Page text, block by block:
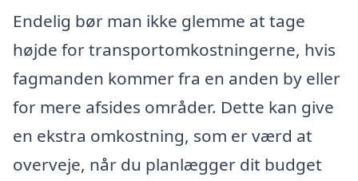
Endelig bør man ikke glemme at tage
højde for transportomkostningerne, hvis
fagmanden kommer fra en anden by eller
for mere afsides områder. Dette kan give
en ekstra omkostning, som er værd at
overveje, når du planlægger dit budget